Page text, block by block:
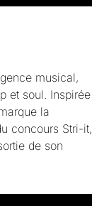
musical,
et soul. Inspirée
la
concours Stri-it,
de son